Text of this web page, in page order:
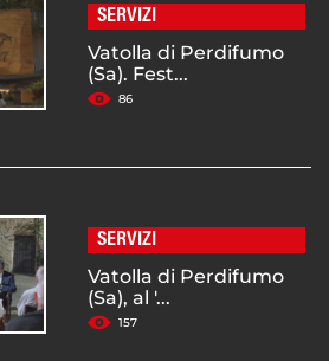
SERVIZI
Vatolla di Perdifumo
(Sa). Fest...
86
SERVIZI
Vatolla di Perdifumo
(Sa), al '...
157